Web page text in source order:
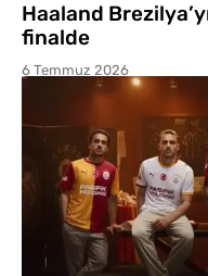
Haaland
finalde
6 Temmuz 2026